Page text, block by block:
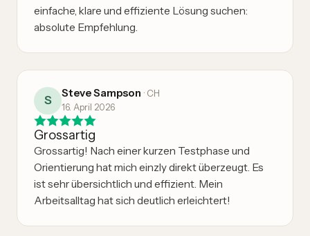
einfache, klare und effiziente Lösung suchen:
absolute Empfehlung.
S
Steve Sampson · CH
16. April 2026
Grossartig
Grossartig! Nach einer kurzen Testphase und
Orientierung hat mich einzly direkt überzeugt. Es
ist sehr übersichtlich und effizient. Mein
Arbeitsalltag hat sich deutlich erleichtert!